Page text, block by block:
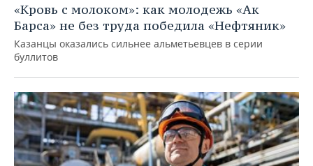
«Кровь с молоком»: как молодежь «Ак
Барса» не без труда победила «Нефтяник»
Казанцы оказались сильнее альметьевцев в серии
буллитов